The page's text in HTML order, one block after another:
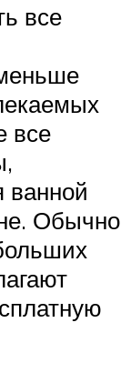
все
все
ванной
Обычно